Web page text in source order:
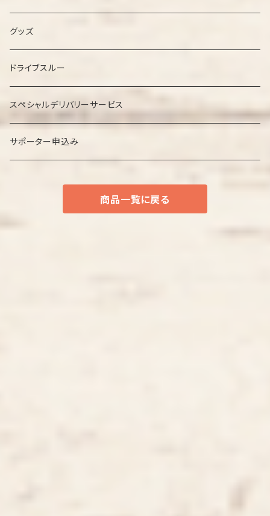
ＤＶＤ
ＣＤ
グッズ
ドライブスルー
スペシャルデリバリーサービス
サポーター申込み
商品一覧に戻る